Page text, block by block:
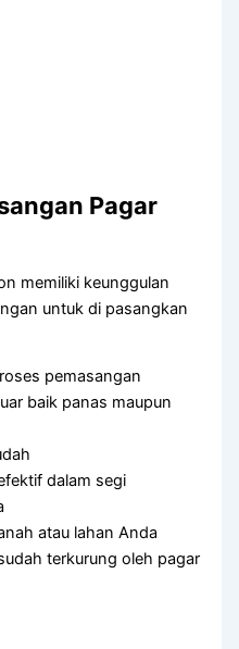
Pagar
memiliki keunggulan
untuk di pasangkan
pemasangan
baik panas maupun
dalam segi
atau lahan Anda
terkurung oleh pagar